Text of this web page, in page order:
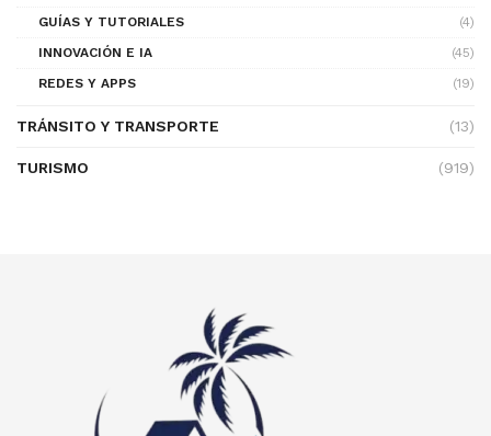
GUÍAS Y TUTORIALES
(4)
INNOVACIÓN E IA
(45)
REDES Y APPS
(19)
TRÁNSITO Y TRANSPORTE (13)
TURISMO (919)